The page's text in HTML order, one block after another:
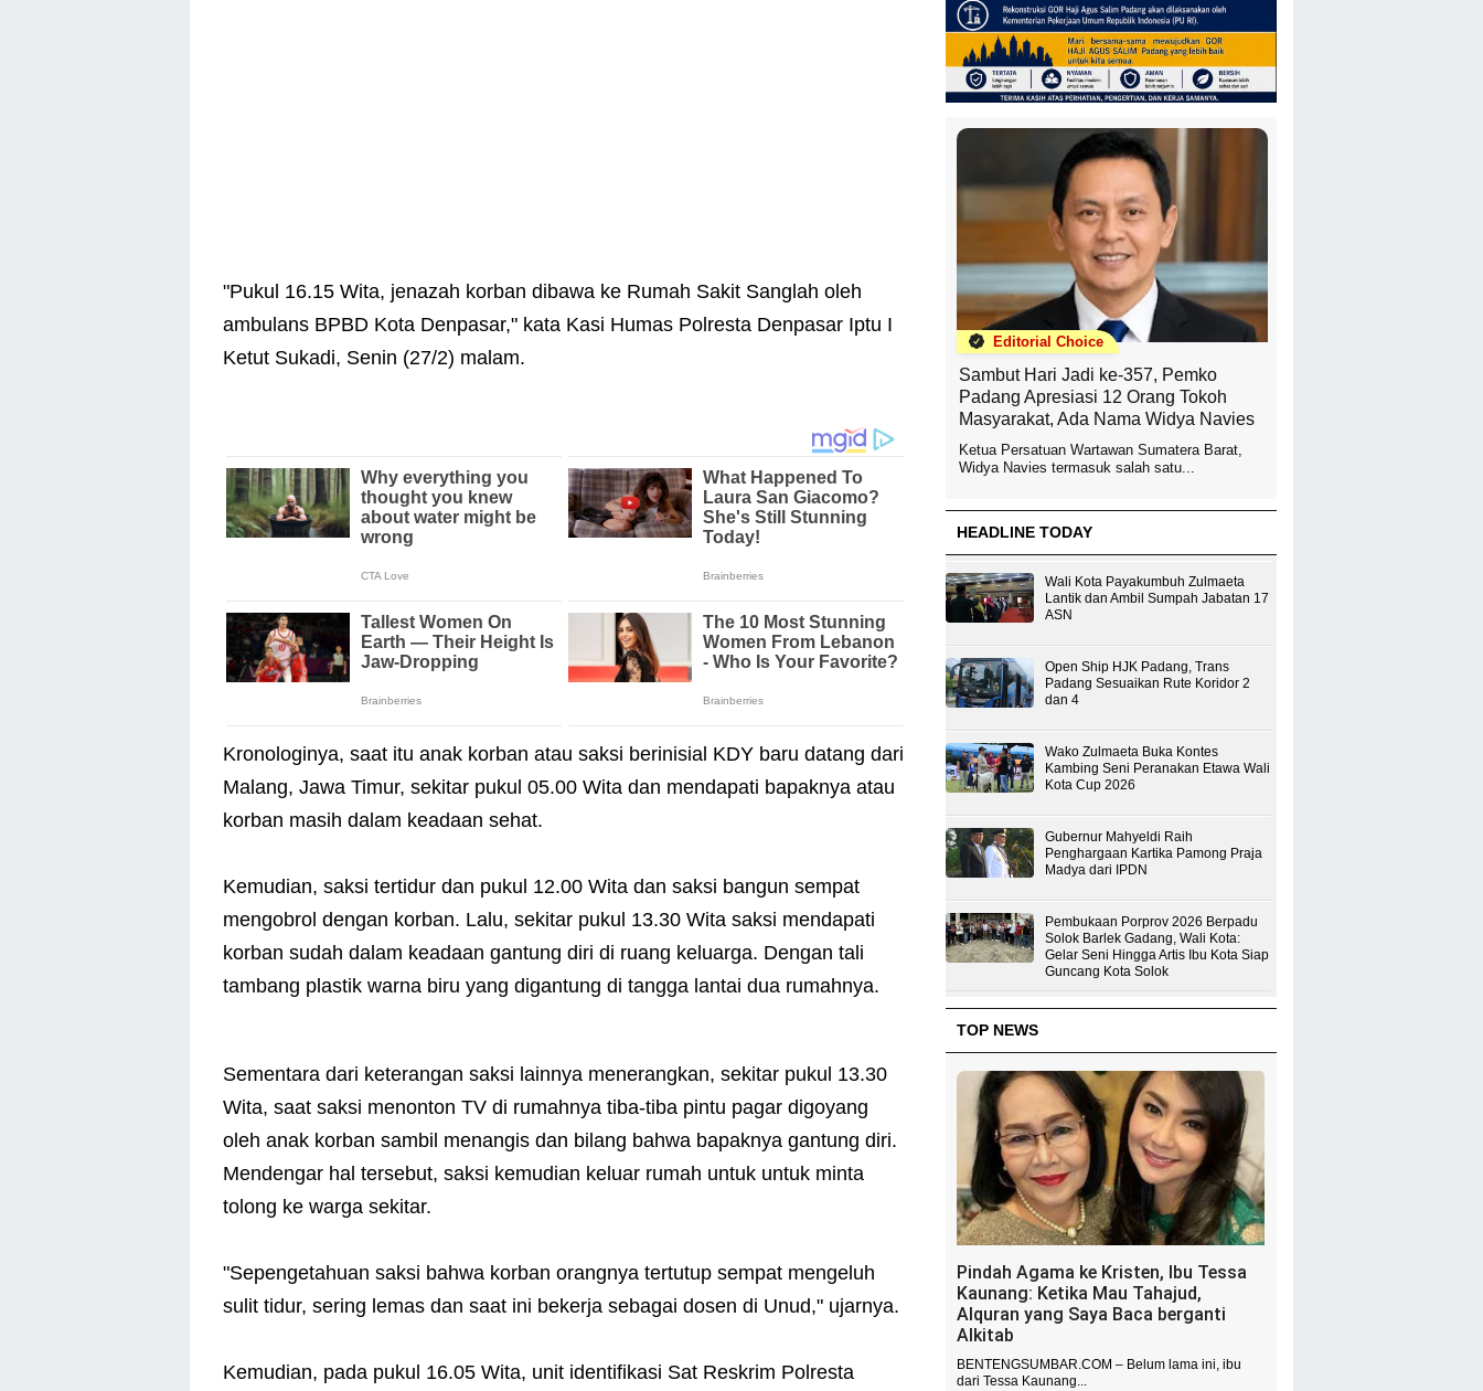
"Pukul 16.15 Wita, jenazah korban dibawa ke Rumah Sakit Sanglah oleh
ambulans BPBD Kota Denpasar," kata Kasi Humas Polresta Denpasar Iptu I
Ketut Sukadi, Senin (27/2) malam.
Kronologinya, saat itu anak korban atau saksi berinisial KDY baru datang dari
Malang, Jawa Timur, sekitar pukul 05.00 Wita dan mendapati bapaknya atau
korban masih dalam keadaan sehat.
Kemudian, saksi tertidur dan pukul 12.00 Wita dan saksi bangun sempat
mengobrol dengan korban. Lalu, sekitar pukul 13.30 Wita saksi mendapati
korban sudah dalam keadaan gantung diri di ruang keluarga. Dengan tali
tambang plastik warna biru yang digantung di tangga lantai dua rumahnya.
Sementara dari keterangan saksi lainnya menerangkan, sekitar pukul 13.30
Wita, saat saksi menonton TV di rumahnya tiba-tiba pintu pagar digoyang
oleh anak korban sambil menangis dan bilang bahwa bapaknya gantung diri.
Mendengar hal tersebut, saksi kemudian keluar rumah untuk untuk minta
tolong ke warga sekitar.
"Sepengetahuan saksi bahwa korban orangnya tertutup sempat mengeluh
sulit tidur, sering lemas dan saat ini bekerja sebagai dosen di Unud," ujarnya.
Kemudian, pada pukul 16.05 Wita, unit identifikasi Sat Reskrim Polresta
Editorial Choice
Sambut Hari Jadi ke-357, Pemko
Padang Apresiasi 12 Orang Tokoh
Masyarakat, Ada Nama Widya Navies
Ketua Persatuan Wartawan Sumatera Barat,
Widya Navies termasuk salah satu...
HEADLINE TODAY
Wali Kota Payakumbuh Zulmaeta
Lantik dan Ambil Sumpah Jabatan 17
ASN
Open Ship HJK Padang, Trans
Padang Sesuaikan Rute Koridor 2
dan 4
Wako Zulmaeta Buka Kontes
Kambing Seni Peranakan Etawa Wali
Kota Cup 2026
Gubernur Mahyeldi Raih
Penghargaan Kartika Pamong Praja
Madya dari IPDN
Pembukaan Porprov 2026 Berpadu
Solok Barlek Gadang, Wali Kota:
Gelar Seni Hingga Artis Ibu Kota Siap
Guncang Kota Solok
TOP NEWS
Pindah Agama ke Kristen, Ibu Tessa
Kaunang: Ketika Mau Tahajud,
Alquran yang Saya Baca berganti
Alkitab
BENTENGSUMBAR.COM – Belum lama ini, ibu
dari Tessa Kaunang...